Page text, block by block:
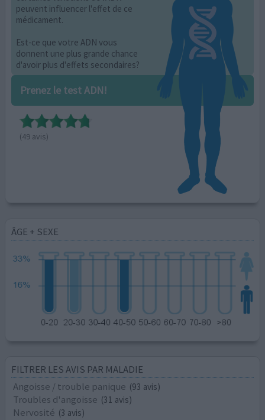
peuvent influencer l'effet de ce
médicament.
Est-ce que votre ADN vous
donnent une plus grande chance
d'avoir plus d'effets secondaires?
Prenez le test ADN!
(49 avis)
ÂGE + SEXE
FILTRER LES AVIS PAR MALADIE
Angoisse / trouble panique (93 avis)
Troubles d'angoisse (31 avis)
Nervosité (3 avis)